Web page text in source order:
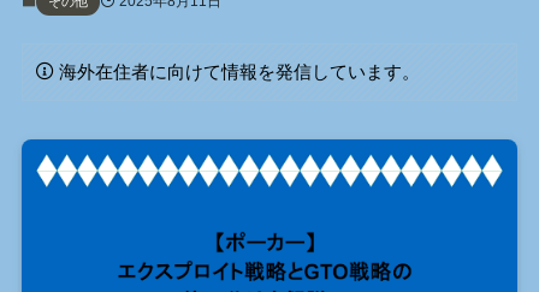
海外在住者に向けて情報を発信しています。